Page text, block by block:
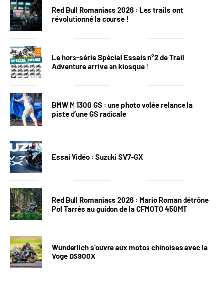
Red Bull Romaniacs 2026 : Les trails ont
révolutionné la course !
Le hors-série Spécial Essais n°2 de Trail
Adventure arrive en kiosque !
BMW M 1300 GS : une photo volée relance la
piste d’une GS radicale
Essai Vidéo : Suzuki SV7-GX
Red Bull Romaniacs 2026 : Mario Roman détrône
Pol Tarrés au guidon de la CFMOTO 450MT
Wunderlich s’ouvre aux motos chinoises avec la
Voge DS900X